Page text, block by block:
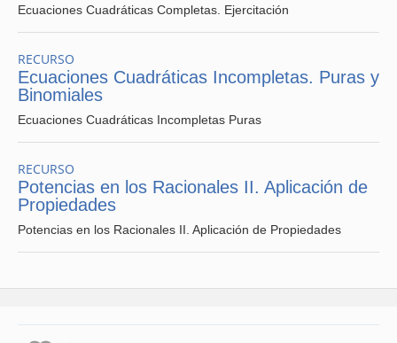
Ecuaciones Cuadráticas Completas. Ejercitación
RECURSO
Ecuaciones Cuadráticas Incompletas. Puras y
Binomiales
Ecuaciones Cuadráticas Incompletas Puras
RECURSO
Potencias en los Racionales II. Aplicación de
Propiedades
Potencias en los Racionales II. Aplicación de Propiedades